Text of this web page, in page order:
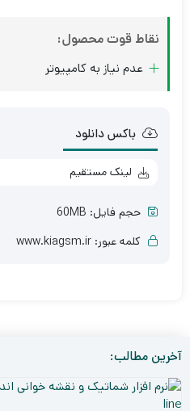
نقاط قوت محصول:
عدم نیاز به کامپیوتر
باکس دانلود
لینک مستقیم
حجم فایل: 60MB
کلمه عبور: www.kiagsm.ir
آخرین مطالب: